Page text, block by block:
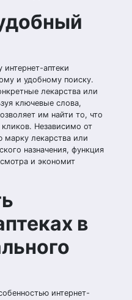
интернет-аптеки
и удобному поиску.
лекарства или
ключевые слова,
им найти то, что
Независимо от
марку лекарства или
назначения, функция
и экономит
в
интернет-